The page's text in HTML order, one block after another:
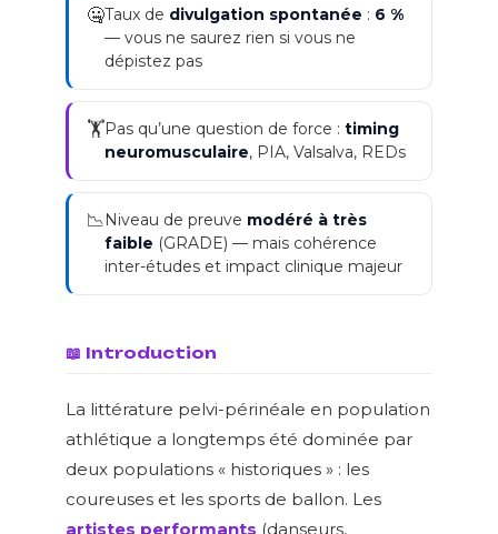
🤐Taux de divulgation spontanée : 6 %
— vous ne saurez rien si vous ne
dépistez pas
🏋️Pas qu’une question de force : timing
neuromusculaire, PIA, Valsalva, REDs
📉Niveau de preuve modéré à très
faible (GRADE) — mais cohérence
inter-études et impact clinique majeur
📖 Introduction
La littérature pelvi-périnéale en population
athlétique a longtemps été dominée par
deux populations « historiques » : les
coureuses et les sports de ballon. Les
artistes performants (danseurs,